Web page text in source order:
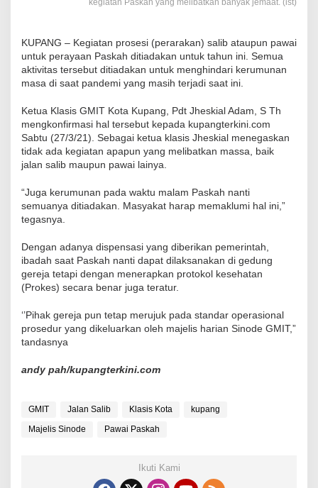
kegiatan Paskah yang melibatkan banyak jemaat. (ist)
KUPANG – Kegiatan prosesi (perarakan) salib ataupun pawai
untuk perayaan Paskah ditiadakan untuk tahun ini. Semua
aktivitas tersebut ditiadakan untuk menghindari kerumunan
masa di saat pandemi yang masih terjadi saat ini.
Ketua Klasis GMIT Kota Kupang, Pdt Jheskial Adam, S Th
mengkonfirmasi hal tersebut kepada kupangterkini.com
Sabtu (27/3/21). Sebagai ketua klasis Jheskial menegaskan
tidak ada kegiatan apapun yang melibatkan massa, baik
jalan salib maupun pawai lainya.
“Juga kerumunan pada waktu malam Paskah nanti
semuanya ditiadakan. Masyakat harap memaklumi hal ini,”
tegasnya.
Dengan adanya dispensasi yang diberikan pemerintah,
ibadah saat Paskah nanti dapat dilaksanakan di gedung
gereja tetapi dengan menerapkan protokol kesehatan
(Prokes) secara benar juga teratur.
‘’Pihak gereja pun tetap merujuk pada standar operasional
prosedur yang dikeluarkan oleh majelis harian Sinode GMIT,”
tandasnya
andy pah/kupangterkini.com
GMIT Jalan Salib Klasis Kota
kupang
Majelis Sinode
Pawai Paskah
Ikuti Kami